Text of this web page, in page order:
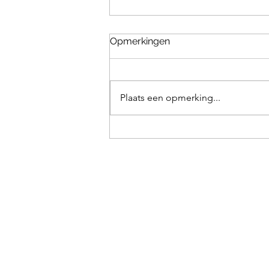
Opmerkingen
Plaats een opmerking...